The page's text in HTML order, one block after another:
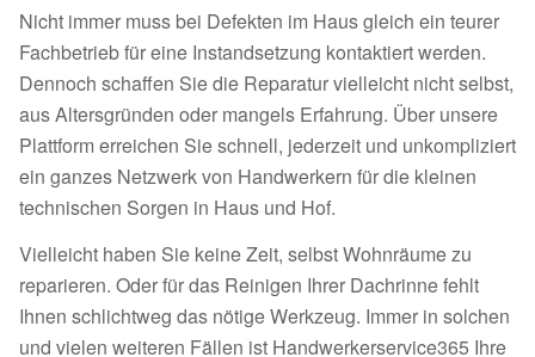
Nicht immer muss bei Defekten im Haus gleich ein teurer
Fachbetrieb für eine Instandsetzung kontaktiert werden.
Dennoch schaffen Sie die Reparatur vielleicht nicht selbst,
aus Altersgründen oder mangels Erfahrung. Über unsere
Plattform erreichen Sie schnell, jederzeit und unkompliziert
ein ganzes Netzwerk von Handwerkern für die kleinen
technischen Sorgen in Haus und Hof.
Vielleicht haben Sie keine Zeit, selbst Wohnräume zu
reparieren. Oder für das Reinigen Ihrer Dachrinne fehlt
Ihnen schlichtweg das nötige Werkzeug. Immer in solchen
und vielen weiteren Fällen ist Handwerkerservice365 Ihre